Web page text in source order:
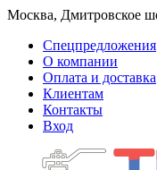
Москва, Дмитровское
Спецпредложения
О компании
Оплата и доставка
Клиентам
Контакты
Вход